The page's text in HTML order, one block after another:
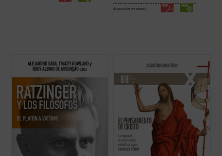
disponible en ebook:
La conversación y el diálogo con filósofos
clásicos y contemporáneos es una de las
pensamiento del papa teólogo. Una
compilación de los interlocutores más
relevantes y una visión de conjunto de ...
(ver ficha)
sobre la «teología» de Charles Péguy se
han centrado solamente en algunos
aspectos específicos de la reflexión
cristiana, pero no han indagado sobre
cómo el escritor supo reconocer el
pensamiento de ...
(ver ficha)